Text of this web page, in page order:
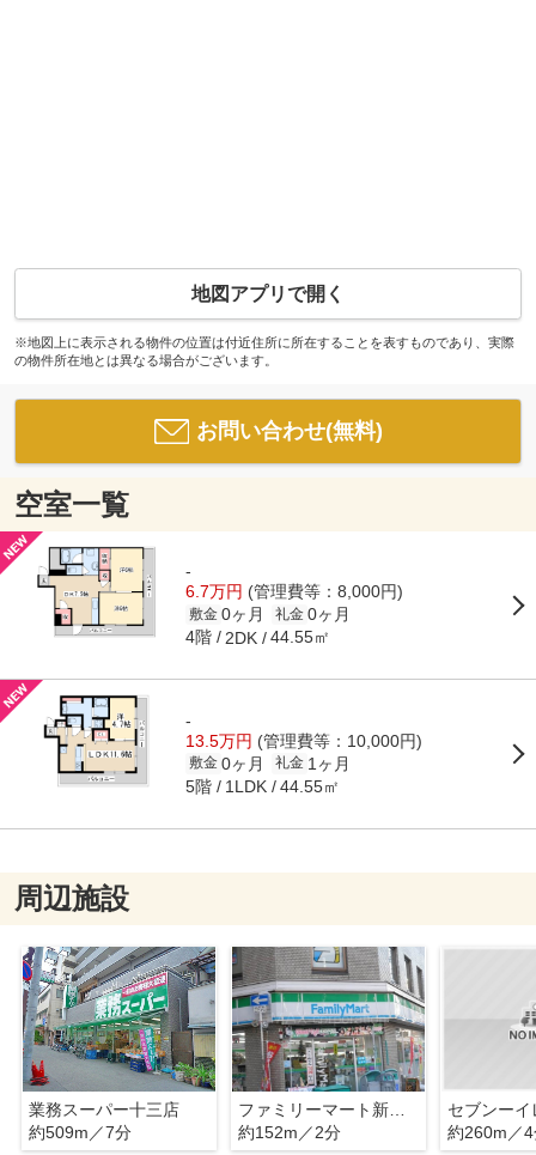
地図アプリで開く
※地図上に表示される物件の位置は付近住所に所在することを表すものであり、実際
の物件所在地とは異なる場合がございます。
お問い合わせ(無料)
空室一覧
-
6.7万円 (管理費等：8,000円)
敷金 0ヶ月 礼金 0ヶ月
4階 2DK 44.55㎡
-
13.5万円 (管理費等：10,000円)
敷金 0ヶ月 礼金 1ヶ月
5階 1LDK 44.55㎡
周辺施設
業務スーパー十三店
約509m／7分
ファミリーマート新北野一丁目店
約152m／2分
セブンーイ
約260m／